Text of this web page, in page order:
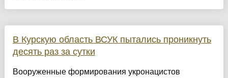
В Курскую область ВСУК пытались проникнуть
десять раз за сутки
Вооруженные формирования укронацистов